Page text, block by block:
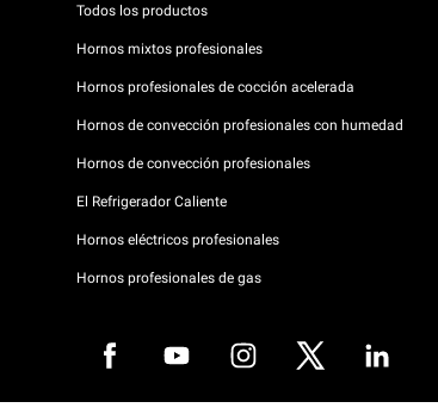
Todos los productos
Hornos mixtos profesionales
Hornos profesionales de cocción acelerada
Hornos de convección profesionales con humedad
Hornos de convección profesionales
El Refrigerador Caliente
Hornos eléctricos profesionales
Hornos profesionales de gas